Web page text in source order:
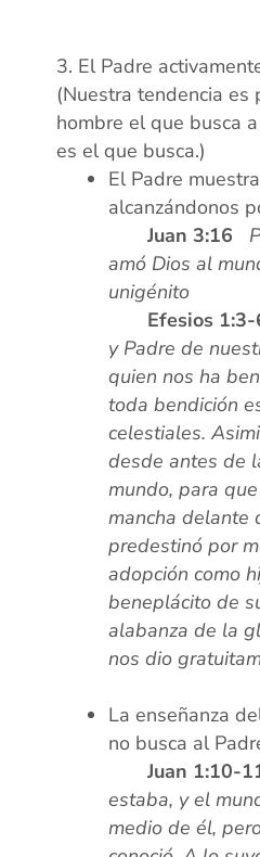
El Padre
(Nuestra tendencia es
hombre el que busca
es el que busca.)
El Padre
alcanzándonos
xxxxJuan 3:16
amó Dios al
unigénito
Efesios 1:3-
y Padre de
quien nos ha
toda bendición
celestiales.
desde antes de
mundo, para
mancha delante
predestinó por
adopción como
beneplácito de
alabanza de la
nos dio
La enseñanza
no busca al
xxxxJuan 1:10-
estaba, y el
medio de él,